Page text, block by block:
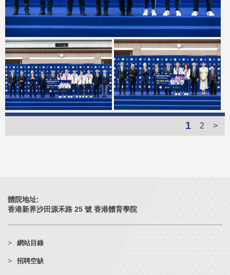
1 2 >
體院地址:
香港新界沙田源禾路 25 號 香港體育學院
網站目錄
招聘空缺